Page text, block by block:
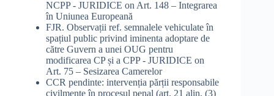
NCPP - JURIDICE on Art. 148 – Integrarea
în Uniunea Europeană
FJR. Observații ref. semnalele vehiculate în
spațiul public privind iminenta adoptare de
către Guvern a unei OUG pentru
modificarea CP și a CPP - JURIDICE on
Art. 75 – Sesizarea Camerelor
CCR pendinte: intervenția părții responsabile
civilmente în procesul penal (art. 21 alin. (3)